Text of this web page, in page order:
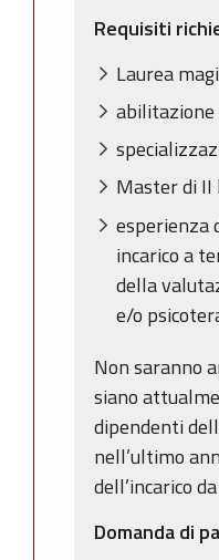
Requisiti
Laurea
abilitazione
Master di
esperienza
incarico a
della
e/o
Non saranno
siano
dipendenti
nell’ultimo
dell’incarico
Domanda di